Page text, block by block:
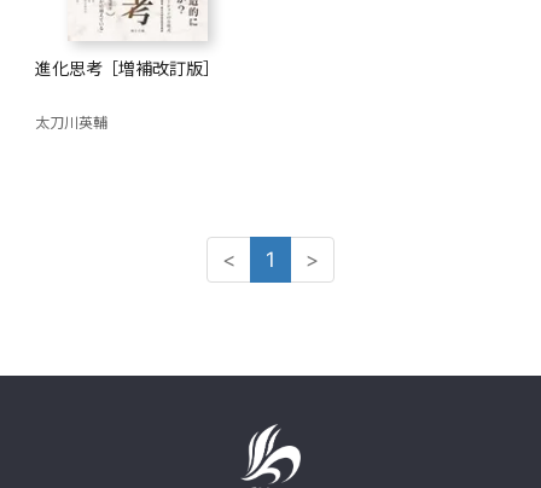
進化思考［増補改訂版］
太刀川英輔
< 1 >